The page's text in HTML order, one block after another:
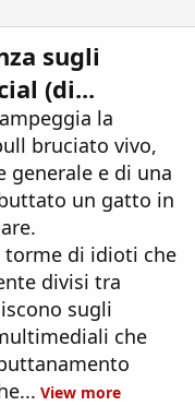
sugli
(di...
la
bruciato vivo,
generale e di una
un gatto in
torme di idioti che
divisi tra
sugli
che
View more